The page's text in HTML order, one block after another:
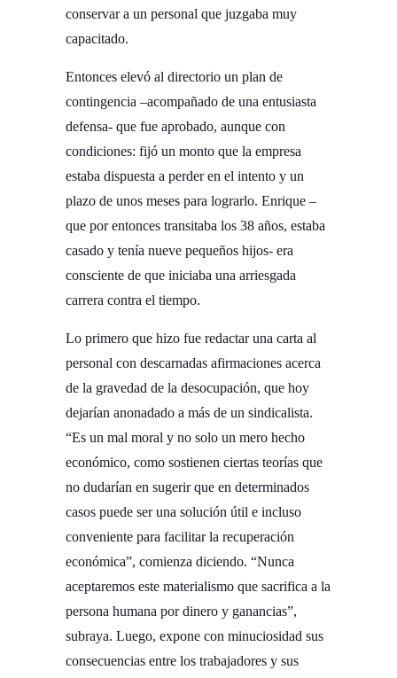
conservar a un personal que juzgaba muy
capacitado.
Entonces elevó al directorio un plan de
contingencia –acompañado de una entusiasta
defensa- que fue aprobado, aunque con
condiciones: fijó un monto que la empresa
estaba dispuesta a perder en el intento y un
plazo de unos meses para lograrlo. Enrique –
que por entonces transitaba los 38 años, estaba
casado y tenía nueve pequeños hijos- era
consciente de que iniciaba una arriesgada
carrera contra el tiempo.
Lo primero que hizo fue redactar una carta al
personal con descarnadas afirmaciones acerca
de la gravedad de la desocupación, que hoy
dejarían anonadado a más de un sindicalista.
“Es un mal moral y no solo un mero hecho
económico, como sostienen ciertas teorías que
no dudarían en sugerir que en determinados
casos puede ser una solución útil e incluso
conveniente para facilitar la recuperación
económica”, comienza diciendo. “Nunca
aceptaremos este materialismo que sacrifica a la
persona humana por dinero y ganancias”,
subraya. Luego, expone con minuciosidad sus
consecuencias entre los trabajadores y sus